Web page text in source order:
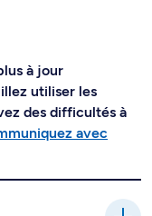
à jour
utiliser les
des difficultés à
avec